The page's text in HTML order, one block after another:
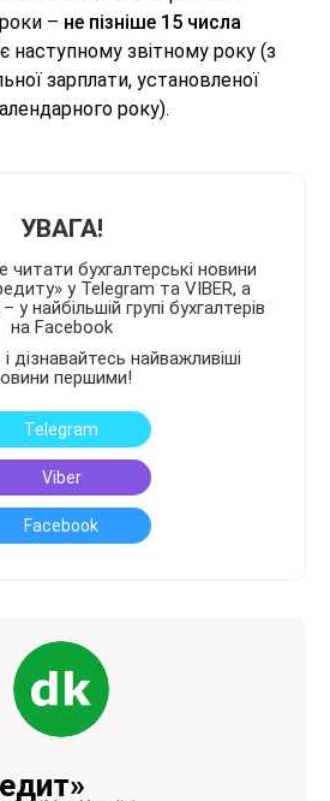
– не пізніше 15 числа
наступному звітному року (з
зарплати, установленої
року).
УВАГА!
бухгалтерські новини
у Telegram та VIBER, а
найбільшій групі бухгалтерів
на Facebook
дізнавайтесь найважливіші
першими!
Telegram
Viber
Facebook